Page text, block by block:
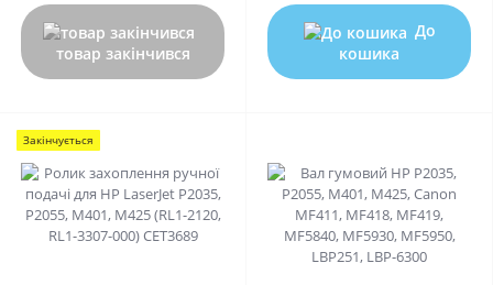
товар закінчився
До
кошика
Закінчується